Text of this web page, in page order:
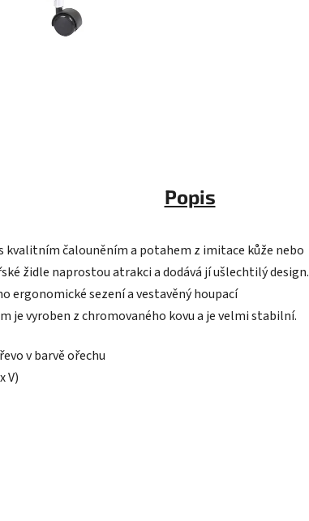
Popis
kvalitním čalouněním a potahem z imitace kůže nebo
židle naprostou atrakci a dodává jí ušlechtilý design.
ergonomické sezení a vestavěný houpací
je vyroben z chromovaného kovu a je velmi stabilní.
v barvě ořechu
V)